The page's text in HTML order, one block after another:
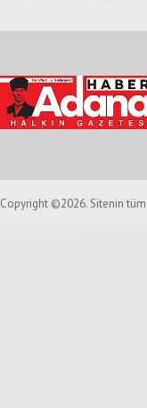
Copyright ©2026. Sitenin